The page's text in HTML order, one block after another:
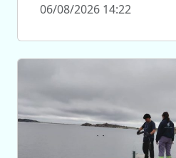
06/08/2026 14:22